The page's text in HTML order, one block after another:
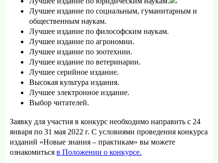
Лучшее издание по социальным, гуманитарным и
общественным наукам.
Лучшее издание по философским наукам.
Лучшее издание по агрономии.
Лучшее издание по зоотехнии.
Лучшее издание по ветеринарии.
Лучшее серийное издание.
Высокая культура издания.
Лучшее электронное издание.
Выбор читателей.
Заявку для участия в конкурс необходимо направить с 24
января по 31 мая 2022 г. С условиями проведения конкурса
изданий «Новые знания – практикам» вы можете
ознакомиться в Положении о конкурсе.